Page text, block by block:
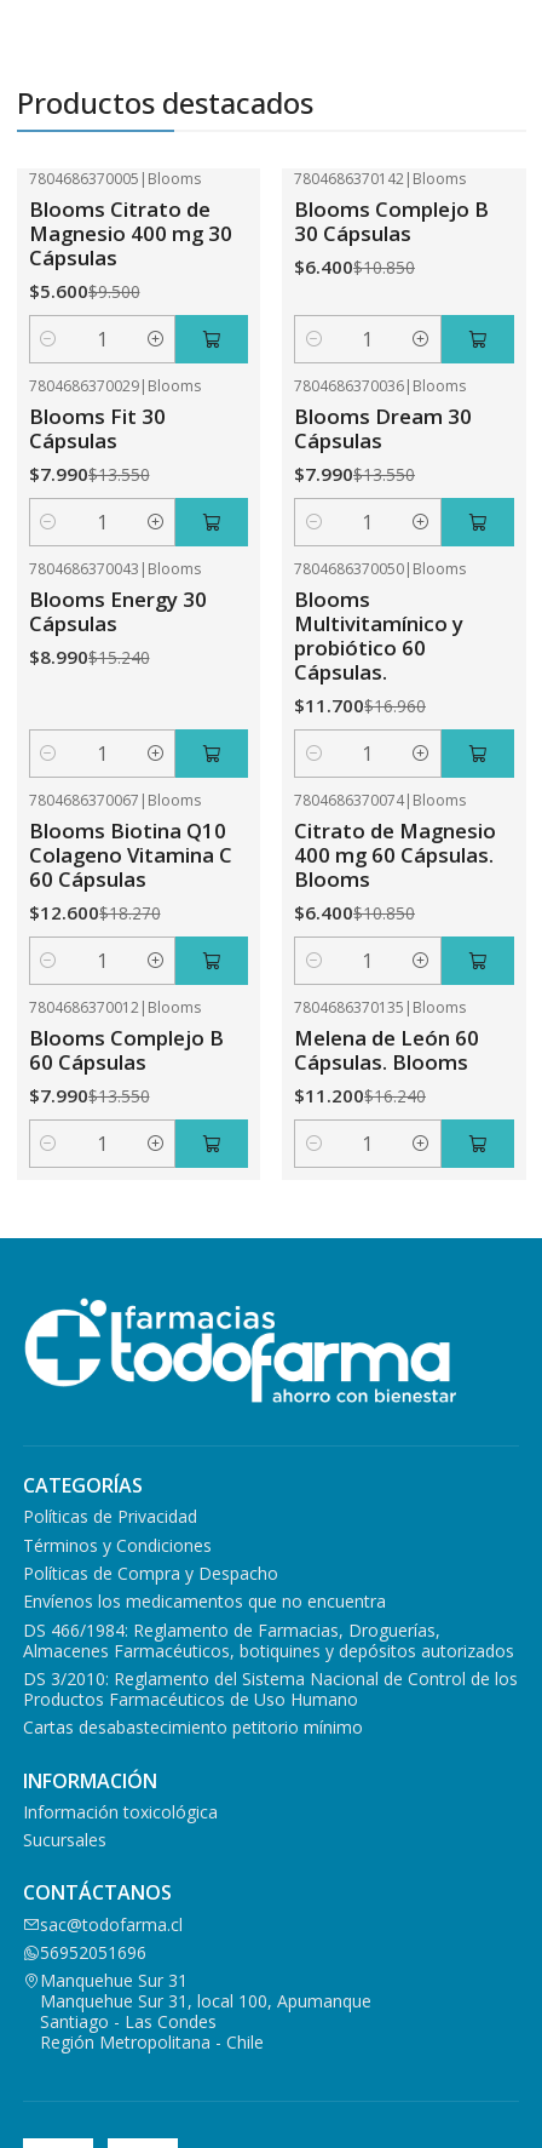
Productos destacados
7804686370005 | Blooms
Blooms Citrato de
Magnesio 400 mg 30
Cápsulas
$5.600$9.500
Cantidad
7804686370142| Blooms
Blooms Complejo B
30 Cápsulas
$6.400$10.850
Cantidad
7804686370029| Blooms
Blooms Fit 30
Cápsulas
$7.990$13.550
Cantidad
7804686370036| Blooms
Blooms Dream 30
Cápsulas
$7.990$13.550
Cantidad
7804686370043 | Blooms
Blooms Energy 30
Cápsulas
$8.990$15.240
Cantidad
7804686370050| Blooms
Blooms
Multivitamínico y
probiótico 60
Cápsulas.
$11.700$16.960
Cantidad
7804686370067 | Blooms
Blooms Biotina Q10
Colageno Vitamina C
60 Cápsulas
$12.600$18.270
Cantidad
7804686370074| Blooms
Citrato de Magnesio
400 mg 60 Cápsulas.
Blooms
$6.400$10.850
Cantidad
7804686370012| Blooms
Blooms Complejo B
60 Cápsulas
$7.990$13.550
Cantidad
7804686370135 | Blooms
Melena de León 60
Cápsulas. Blooms
$11.200$16.240
Cantidad
CATEGORÍAS
Políticas de Privacidad
Términos y Condiciones
Políticas de Compra y Despacho
Envíenos los medicamentos que no encuentra
DS 466/1984: Reglamento de Farmacias, Droguerías,
Almacenes Farmacéuticos, botiquines y depósitos autorizados
DS 3/2010: Reglamento del Sistema Nacional de Control de los
Productos Farmacéuticos de Uso Humano
Cartas desabastecimiento petitorio mínimo
INFORMACIÓN
Información toxicológica
Sucursales
CONTÁCTANOS
sac@todofarma.cl
56952051696
Manquehue Sur 31
Manquehue Sur 31, local 100, Apumanque
Santiago - Las Condes
Región Metropolitana - Chile